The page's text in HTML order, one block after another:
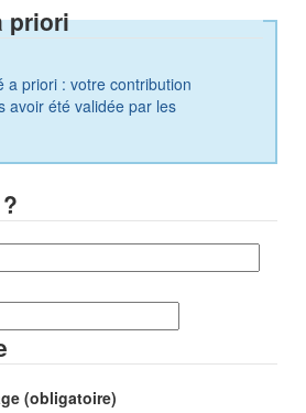
priori
a priori : votre contribution
avoir été validée par les
(obligatoire)